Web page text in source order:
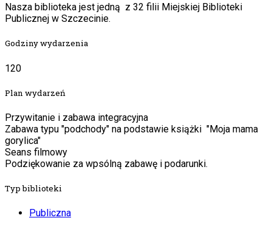
Nasza biblioteka jest jedną z 32 filii Miejskiej Biblioteki
Publicznej w Szczecinie.
Godziny wydarzenia
120
Plan wydarzeń
Przywitanie i zabawa integracyjna
Zabawa typu "podchody" na podstawie książki "Moja mama
gorylica"
Seans filmowy
Podziękowanie za wpsólną zabawę i podarunki.
Typ biblioteki
Publiczna